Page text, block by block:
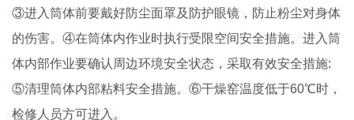
③进入筒体前要戴好防尘面罩及防护眼镜，防止粉尘对身体
的伤害。④在筒体内作业时执行受限空间安全措施。进入筒
体内部作业要确认周边环境安全状态，采取有效安全措施:
⑤清理筒体内部粘料安全措施。⑥干燥窑温度低于60℃时，
检修人员方可进入。